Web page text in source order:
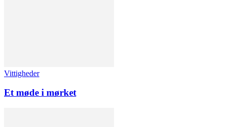
Vittigheder
Et møde i mørket